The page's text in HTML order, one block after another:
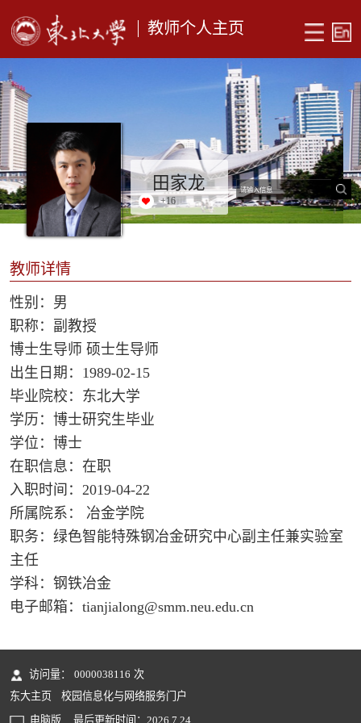
教师个人主页
田家龙
+16
教师详情
性别：男
职称：副教授
博士生导师 硕士生导师
出生日期：1989-02-15
毕业院校：东北大学
学历：博士研究生毕业
学位：博士
在职信息：在职
入职时间：2019-04-22
所属院系： 冶金学院
职务：绿色智能特殊钢冶金研究中心副主任兼实验室
主任
学科：钢铁冶金
电子邮箱： tianjialong@smm.neu.edu.cn
访问量： 0000038116 次
东大主页
校园信息化与网络服务门户
电脑版
最后更新时间： 2026 7 24